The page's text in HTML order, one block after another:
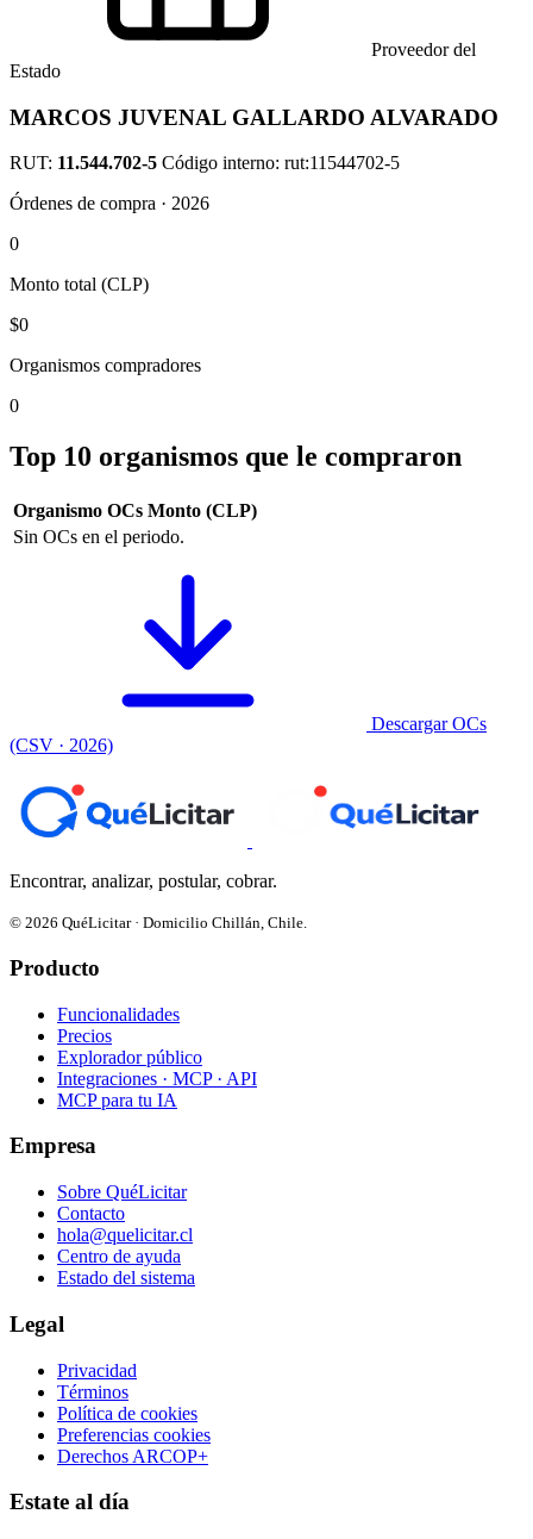
Proveedor del
Estado
MARCOS JUVENAL GALLARDO ALVARADO
RUT: 11.544.702-5 Código interno: rut:11544702-5
Órdenes de compra · 2026
0
Monto total (CLP)
$0
Organismos compradores
0
Top 10 organismos que le compraron
Organismo OCs Monto (CLP)
Sin OCs en el periodo.
Descargar OCs
(CSV · 2026)
Encontrar, analizar, postular, cobrar.
© 2026 QuéLicitar · Domicilio Chillán, Chile.
Producto
Funcionalidades
Precios
Explorador público
Integraciones · MCP · API
MCP para tu IA
Empresa
Sobre QuéLicitar
Contacto
hola@quelicitar.cl
Centro de ayuda
Estado del sistema
Legal
Privacidad
Términos
Política de cookies
Preferencias cookies
Derechos ARCOP+
Estate al día